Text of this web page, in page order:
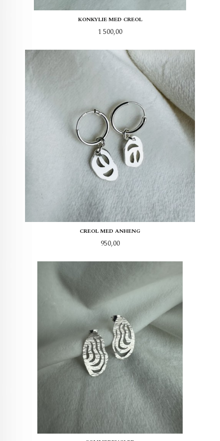
KONKYLIE MED CREOL
Pris
1 500,00
CREOL MED ANHENG
Pris
950,00